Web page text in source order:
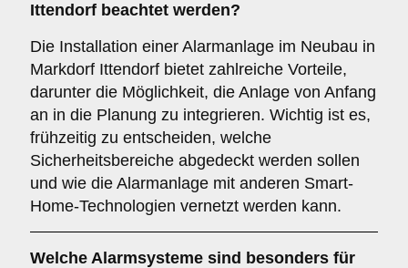
Ittendorf beachtet werden?
Die Installation einer Alarmanlage im Neubau in
Markdorf Ittendorf bietet zahlreiche Vorteile,
darunter die Möglichkeit, die Anlage von Anfang
an in die Planung zu integrieren. Wichtig ist es,
frühzeitig zu entscheiden, welche
Sicherheitsbereiche abgedeckt werden sollen
und wie die Alarmanlage mit anderen Smart-
Home-Technologien vernetzt werden kann.
Welche Alarmsysteme sind besonders für